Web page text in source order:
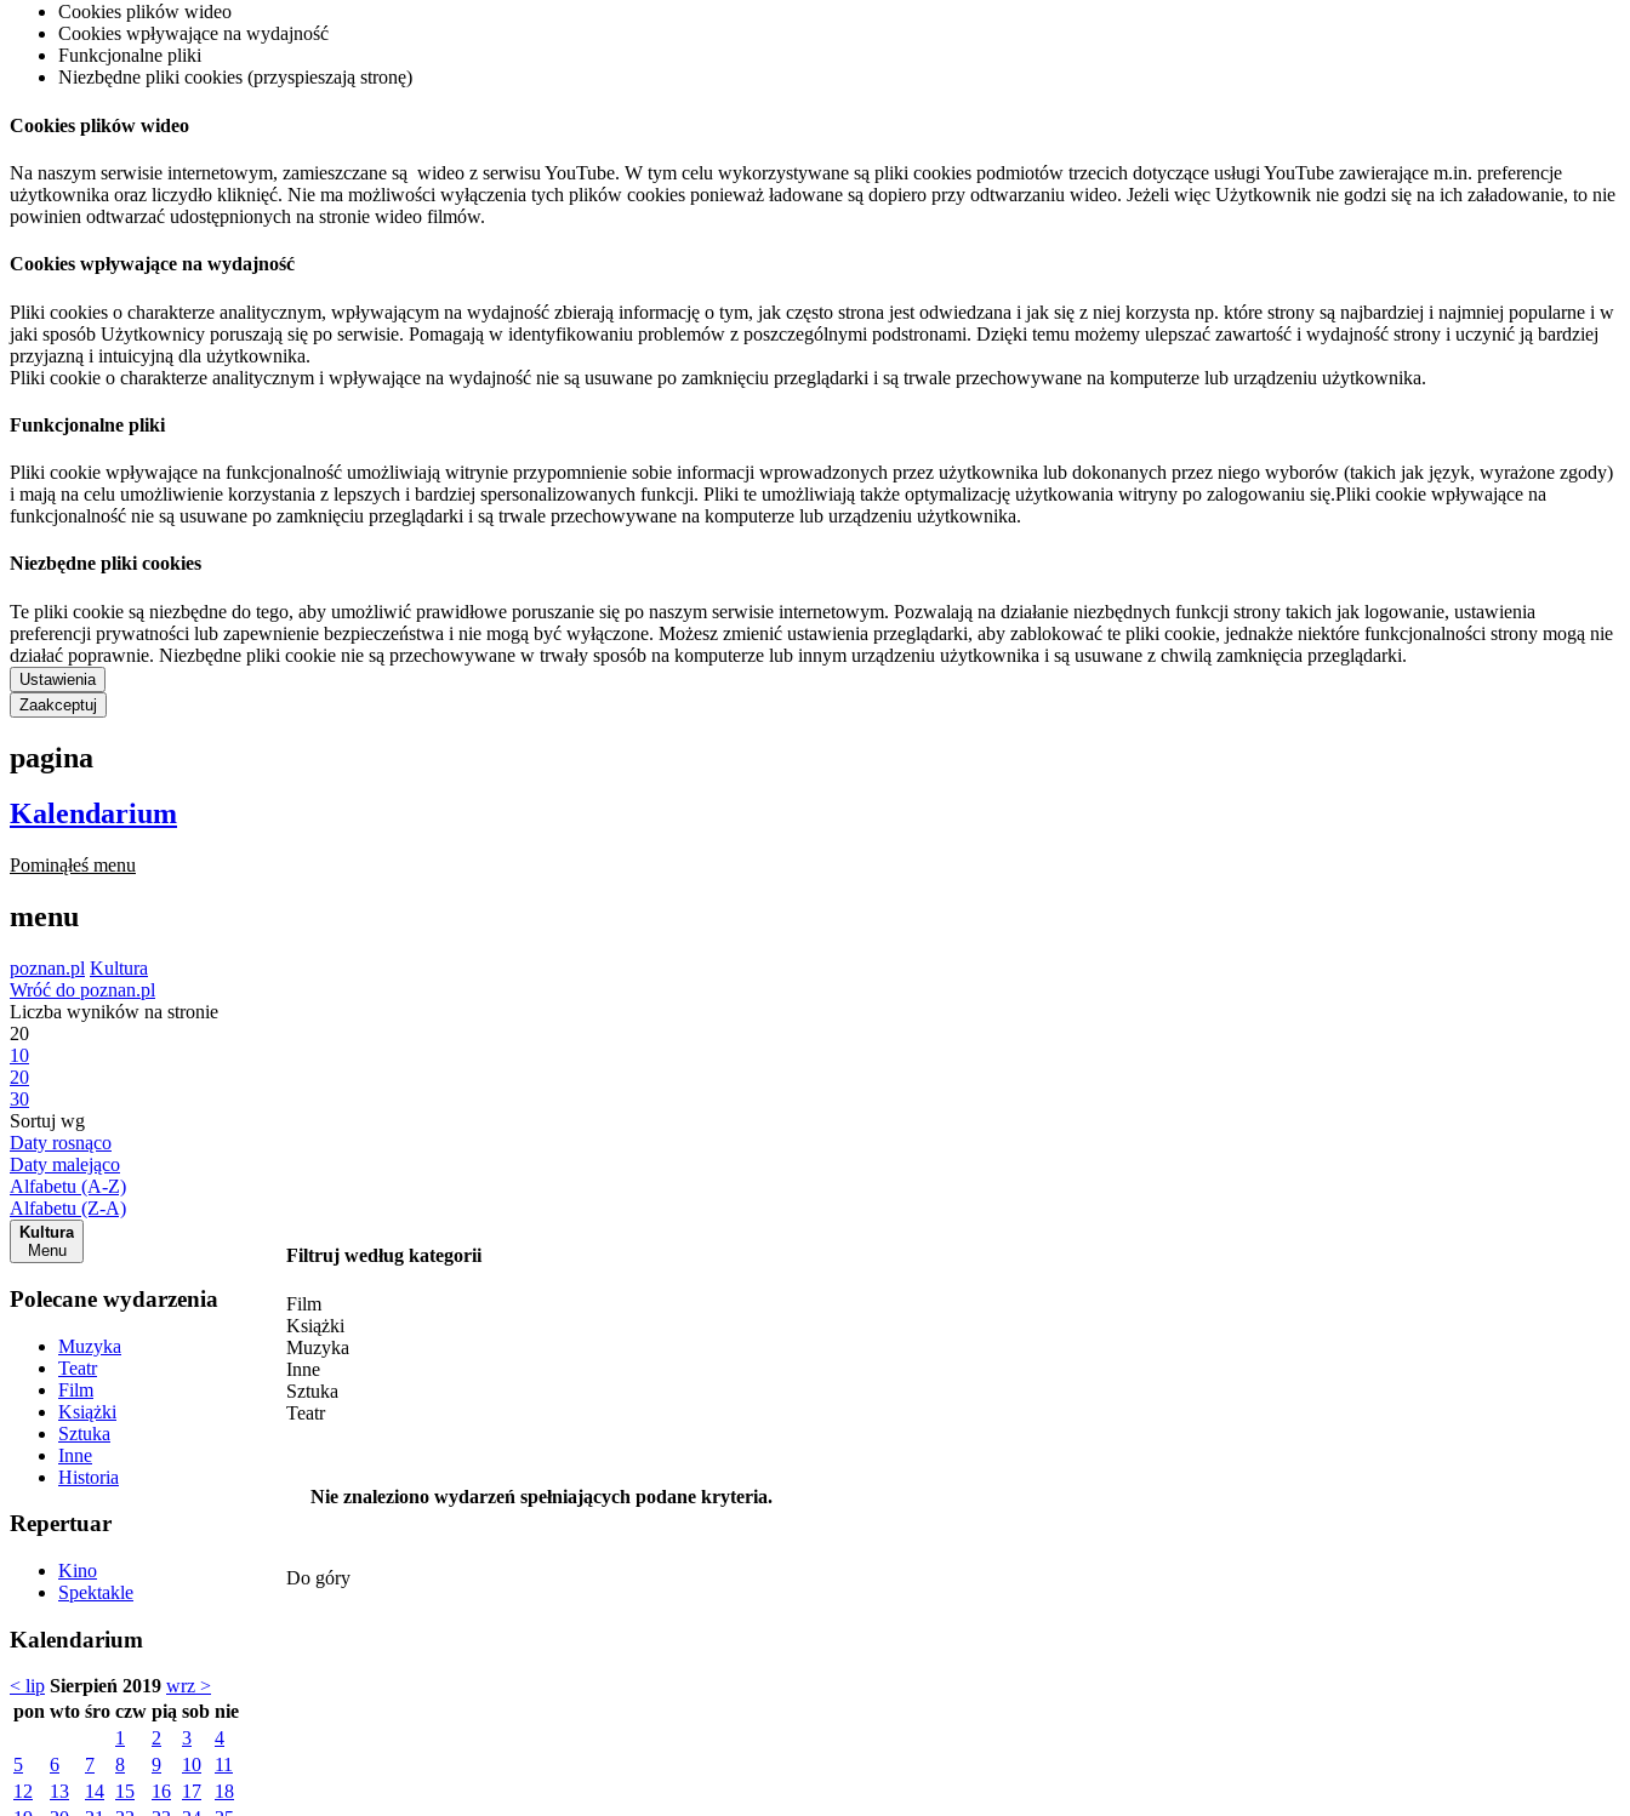
Cookies plików wideo
Cookies wpływające na wydajność
Funkcjonalne pliki
Niezbędne pliki cookies (przyspieszają stronę)
Cookies plików wideo
Na naszym serwisie internetowym, zamieszczane są wideo z serwisu YouTube. W tym celu wykorzystywane są pliki cookies podmiotów trzecich dotyczące usługi YouTube zawierające m.in. preferencje
użytkownika oraz liczydło kliknięć. Nie ma możliwości wyłączenia tych plików cookies ponieważ ładowane są dopiero przy odtwarzaniu wideo. Jeżeli więc Użytkownik nie godzi się na ich załadowanie, to nie
powinien odtwarzać udostępnionych na stronie wideo filmów.
Cookies wpływające na wydajność
Pliki cookies o charakterze analitycznym, wpływającym na wydajność zbierają informację o tym, jak często strona jest odwiedzana i jak się z niej korzysta np. które strony są najbardziej i najmniej popularne i w
jaki sposób Użytkownicy poruszają się po serwisie. Pomagają w identyfikowaniu problemów z poszczególnymi podstronami. Dzięki temu możemy ulepszać zawartość i wydajność strony i uczynić ją bardziej
przyjazną i intuicyjną dla użytkownika.
Pliki cookie o charakterze analitycznym i wpływające na wydajność nie są usuwane po zamknięciu przeglądarki i są trwale przechowywane na komputerze lub urządzeniu użytkownika.
Funkcjonalne pliki
Pliki cookie wpływające na funkcjonalność umożliwiają witrynie przypomnienie sobie informacji wprowadzonych przez użytkownika lub dokonanych przez niego wyborów (takich jak język, wyrażone zgody)
i mają na celu umożliwienie korzystania z lepszych i bardziej spersonalizowanych funkcji. Pliki te umożliwiają także optymalizację użytkowania witryny po zalogowaniu się.Pliki cookie wpływające na
funkcjonalność nie są usuwane po zamknięciu przeglądarki i są trwale przechowywane na komputerze lub urządzeniu użytkownika.
Niezbędne pliki cookies
Te pliki cookie są niezbędne do tego, aby umożliwić prawidłowe poruszanie się po naszym serwisie internetowym. Pozwalają na działanie niezbędnych funkcji strony takich jak logowanie, ustawienia
preferencji prywatności lub zapewnienie bezpieczeństwa i nie mogą być wyłączone. Możesz zmienić ustawienia przeglądarki, aby zablokować te pliki cookie, jednakże niektóre funkcjonalności strony mogą nie
działać poprawnie. Niezbędne pliki cookie nie są przechowywane w trwały sposób na komputerze lub innym urządzeniu użytkownika i są usuwane z chwilą zamknięcia przeglądarki.
Ustawienia
Zaakceptuj
pagina
Kalendarium
Pominąłeś menu
menu
poznan.pl Kultura
Wróć do poznan.pl
Liczba wyników na stronie
20
10
20
30
Sortuj wg
Daty rosnąco
Daty malejąco
Alfabetu (A-Z)
Alfabetu (Z-A)
Kultura
Menu
Polecane wydarzenia
Muzyka
Teatr
Film
Książki
Sztuka
Inne
Historia
Repertuar
Kino
Spektakle
Kalendarium
< lip Sierpień 2019 wrz >
pon wto śro czw pią sob nie
1
2 3
4
5
6 7 8 9 10
11
12
13 14 15 16 17
18
Filtruj według kategorii
Film
Książki
Muzyka
Inne
Sztuka
Teatr
Nie znaleziono wydarzeń spełniających podane kryteria.
Do góry